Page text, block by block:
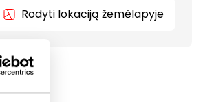
Rodyti lokaciją žemėlapyje